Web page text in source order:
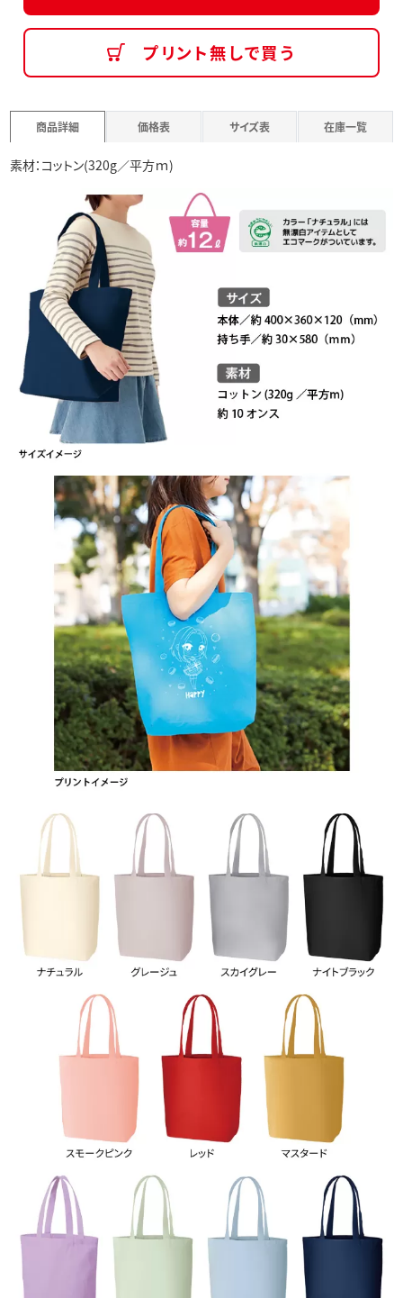
プリント無しで買う
商品詳細 価格表 サイズ表 在庫一覧
素材：コットン(320g／平方ｍ)